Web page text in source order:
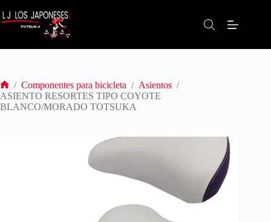
al
contenido
Inicio
/ Componentes para bicicleta / Asientos /
ASIENTO RESORTES TIPO COYOTE
BLANCO/MORADO TOTSUKA